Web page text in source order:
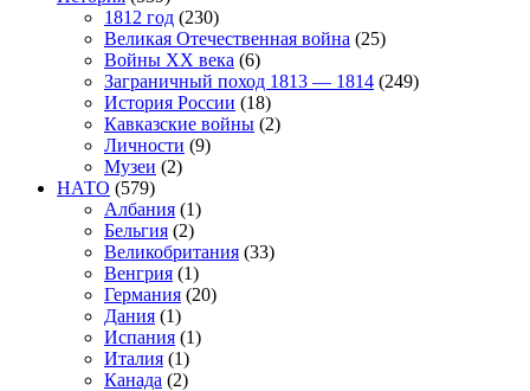
1812 год (230)
Великая Отечественная война (25)
Войны XX века (6)
Заграничный поход 1813 — 1814 (249)
История России (18)
Кавказские войны (2)
Личности (9)
Музеи (2)
НАТО (579)
Албания (1)
Бельгия (2)
Великобритания (33)
Венгрия (1)
Германия (20)
Дания (1)
Испания (1)
Италия (1)
Канада (2)